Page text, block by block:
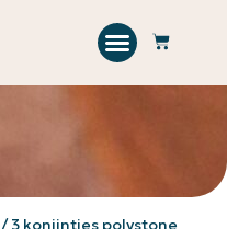
/ 3 konijntjes polystone